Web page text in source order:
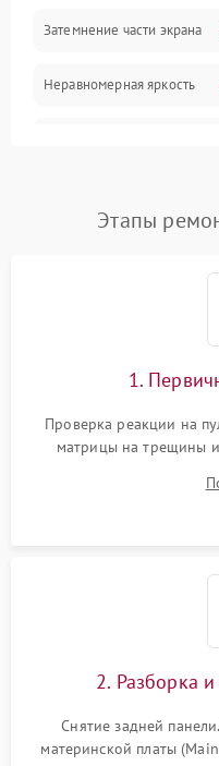
Механические
Программное
Сеть и подключения
Затемнение части экрана
Неравномерная яркость
Этапы
1.
Проверка реакции на
матрицы на трещины
подсветки и
источников сигнала
2. Разборка
Снятие задней
материнской платы